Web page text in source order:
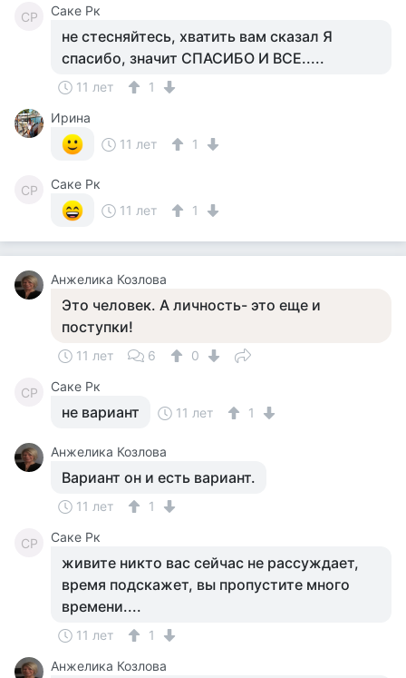
СР Саке Рк
не стесняйтесь, хватить вам сказал Я
спасибо, значит СПАСИБО И ВСЕ.....
11 лет
1
Ирина
11 лет
1
СР
Саке Рк
11 лет
1
Анжелика Козлова
Это человек. А личность- это еще и
поступки!
11 лет 6 0
СР Саке Рк
не вариант 11 лет 1
Анжелика Козлова
Вариант он и есть вариант.
11 лет 1
СР Саке Рк
живите никто вас сейчас не рассуждает,
время подскажет, вы пропустите много
времени....
11 лет
1
Анжелика Козлова